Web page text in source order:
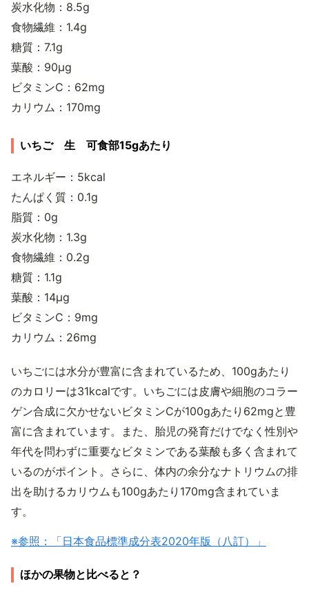
炭水化物：8.5g
食物繊維：1.4g
糖質：7.1g
葉酸：90μg
ビタミンC：62mg
カリウム：170mg
いちご 生 可食部15gあたり
エネルギー：5kcal
たんぱく質：0.1g
脂質：0g
炭水化物：1.3g
食物繊維：0.2g
糖質：1.1g
葉酸：14μg
ビタミンC：9mg
カリウム：26mg
いちごには水分が豊富に含まれているため、100gあたり
のカロリーは31kcalです。いちごには皮膚や細胞のコラー
ゲン合成に欠かせないビタミンCが100gあたり62mgと豊
富に含まれています。また、胎児の発育だけでなく性別や
年代を問わずに重要なビタミンである葉酸も多く含まれて
いるのがポイント。さらに、体内の余分なナトリウムの排
出を助けるカリウムも100gあたり170mg含まれていま
す。
※参照：「日本食品標準成分表2020年版（八訂）」
ほかの果物と比べると？